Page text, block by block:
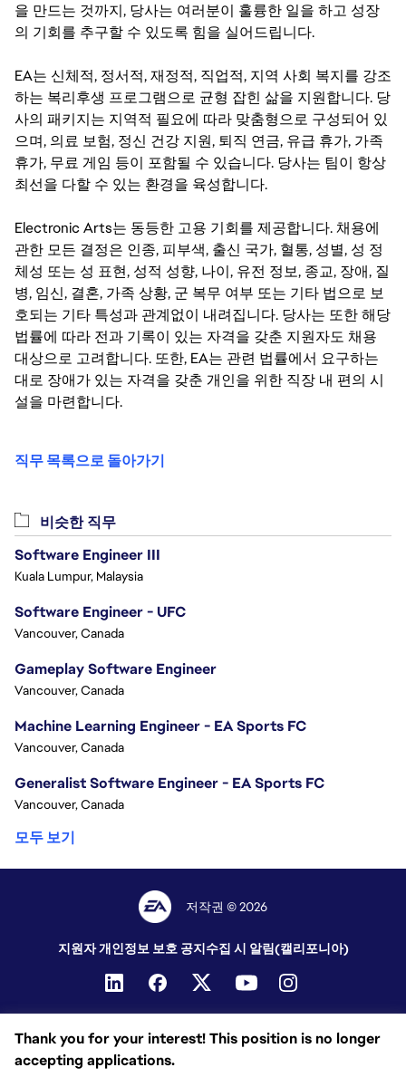
을 만드는 것까지, 당사는 여러분이 훌륭한 일을 하고 성장
의 기회를 추구할 수 있도록 힘을 실어드립니다.
EA는 신체적, 정서적, 재정적, 직업적, 지역 사회 복지를 강조
하는 복리후생 프로그램으로 균형 잡힌 삶을 지원합니다. 당
사의 패키지는 지역적 필요에 따라 맞춤형으로 구성되어 있
으며, 의료 보험, 정신 건강 지원, 퇴직 연금, 유급 휴가, 가족
휴가, 무료 게임 등이 포함될 수 있습니다. 당사는 팀이 항상
최선을 다할 수 있는 환경을 육성합니다.
Electronic Arts는 동등한 고용 기회를 제공합니다. 채용에
관한 모든 결정은 인종, 피부색, 출신 국가, 혈통, 성별, 성 정
체성 또는 성 표현, 성적 성향, 나이, 유전 정보, 종교, 장애, 질
병, 임신, 결혼, 가족 상황, 군 복무 여부 또는 기타 법으로 보
호되는 기타 특성과 관계없이 내려집니다. 당사는 또한 해당
법률에 따라 전과 기록이 있는 자격을 갖춘 지원자도 채용
대상으로 고려합니다. 또한, EA는 관련 법률에서 요구하는
대로 장애가 있는 자격을 갖춘 개인을 위한 직장 내 편의 시
설을 마련합니다.
직무 목록으로 돌아가기
Thank you for your interest! This position is no longer
accepting applications.
비슷한 직무
Software Engineer III
Kuala Lumpur, Malaysia
Software Engineer - UFC
Vancouver, Canada
Gameplay Software Engineer
Vancouver, Canada
Machine Learning Engineer - EA Sports FC
Vancouver, Canada
Generalist Software Engineer - EA Sports FC
Vancouver, Canada
모두 보기
저작권 © 2026
지원자 개인정보 보호 공지 수집 시 알림(캘리포니아)